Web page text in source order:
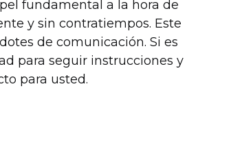
fundamental a la hora de
y sin contratiempos. Este
de comunicación. Si es
para seguir instrucciones y
para usted.